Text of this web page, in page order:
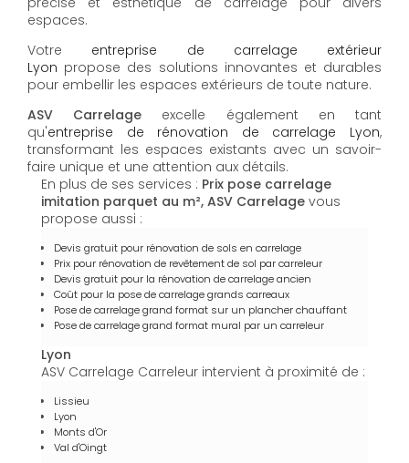
espaces.
Votre entreprise de carrelage extérieur
Lyon propose des solutions innovantes et durables
pour embellir les espaces extérieurs de toute nature.
ASV Carrelage excelle également en tant
qu'entreprise de rénovation de carrelage Lyon,
transformant les espaces existants avec un savoir-
faire unique et une attention aux détails.
En plus de ses services : Prix pose carrelage
imitation parquet au m², ASV Carrelage vous
propose aussi :
Devis gratuit pour rénovation de sols en carrelage
Prix pour rénovation de revêtement de sol par carreleur
Devis gratuit pour la rénovation de carrelage ancien
Coût pour la pose de carrelage grands carreaux
Pose de carrelage grand format sur un plancher chauffant
Pose de carrelage grand format mural par un carreleur
Lyon
ASV Carrelage Carreleur intervient à proximité de :
Lissieu
Lyon
Monts d'Or
Val d'Oingt